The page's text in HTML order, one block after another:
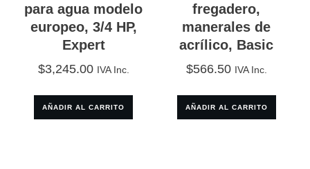
para agua modelo
europeo, 3/4 HP,
Expert
$3,245.00 IVA Inc.
AÑADIR AL CARRITO
fregadero,
manerales de
acrílico, Basic
$566.50 IVA Inc.
AÑADIR AL CARRITO